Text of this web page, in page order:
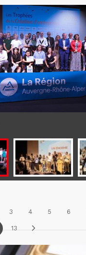
3 4 5 6
13